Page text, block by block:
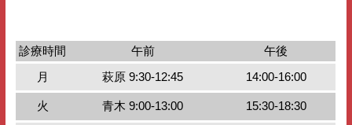
診療時間 午前
午後
月
萩原 9:30-12:45 14:00-16:00
火 青木 9:00-13:00 15:30-18:30